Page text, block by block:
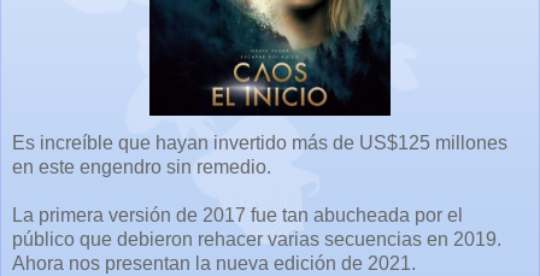
Es increíble que hayan invertido más de US$125 millones
en este engendro sin remedio.
La primera versión de 2017 fue tan abucheada por el
público que debieron rehacer varias secuencias en 2019.
Ahora nos presentan la nueva edición de 2021.